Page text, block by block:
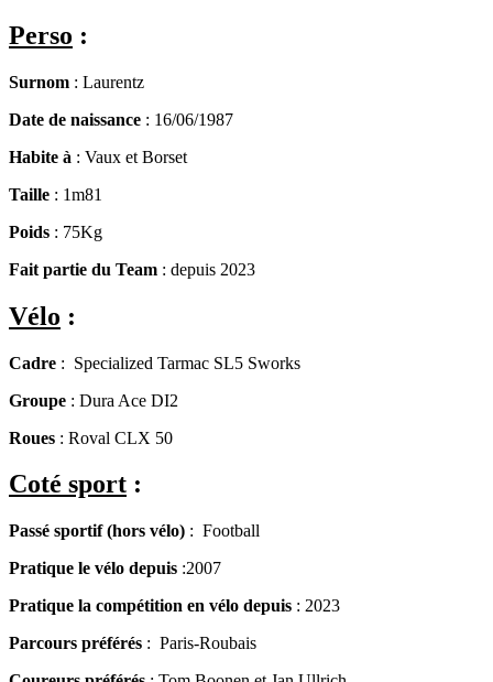
Perso :
Surnom : Laurentz
Date de naissance : 16/06/1987
Habite à : Vaux et Borset
Taille : 1m81
Poids : 75Kg
Fait partie du Team : depuis 2023
Vélo :
Cadre : Specialized Tarmac SL5 Sworks
Groupe : Dura Ace DI2
Roues : Roval CLX 50
Coté sport :
Passé sportif (hors vélo) : Football
Pratique le vélo depuis :2007
Pratique la compétition en vélo depuis : 2023
Parcours préférés : Paris-Roubais